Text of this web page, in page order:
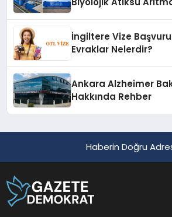
İngiltere Vize
Evraklar Nelerdir?
Ankara Alzheimer
Hakkında Rehber
Haberin Doğru